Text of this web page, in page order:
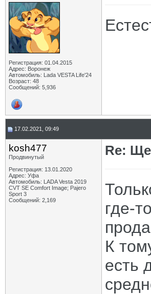
Регистрация: 01.04.2015
Адрес: Воронеж
Автомобиль: Lada VESTA Life'24
Возраст: 48
Сообщений: 5,936
17.02.2021, 09:49
kosh477
Продвинутый
Регистрация: 13.01.2020
Адрес: Уфа
Автомобиль: LADA Vesta 2019
CVT SE Comfort Image; Pajero
Sport 3
Сообщений: 2,169
Re:
где-
К
есть